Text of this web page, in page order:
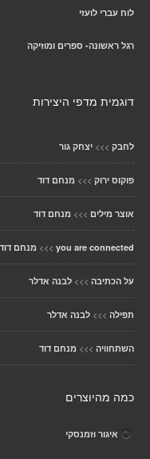
לוח עברי לועזי
רגל ראשונה- ספרים ומוזיקה
דוגמית מדפי היצירות
לחבק >>> יצחק גור
פוקוס ירוק >>> מנחם דוד
אוצר מילים >>> מנחם דוד
you are connected
>>> מנחם דוד
על הכתיבה >>> לבנה אדלר
תפילה >>> לבנה אדלר
השתחוויה >>> מנחם דוד
כמה מהיוצרים
איגור וזמנסקי